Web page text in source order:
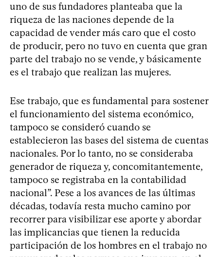
uno de sus fundadores planteaba que la
riqueza de las naciones depende de la
capacidad de vender más caro que el costo
de producir, pero no tuvo en cuenta que gran
parte del trabajo no se vende, y básicamente
es el trabajo que realizan las mujeres.
Ese trabajo, que es fundamental para sostener
el funcionamiento del sistema económico,
tampoco se consideró cuando se
establecieron las bases del sistema de cuentas
nacionales. Por lo tanto, no se consideraba
generador de riqueza y, concomitantemente,
tampoco se registraba en la contabilidad
nacional”. Pese a los avances de las últimas
décadas, todavía resta mucho camino por
recorrer para visibilizar ese aporte y abordar
las implicancias que tienen la reducida
participación de los hombres en el trabajo no